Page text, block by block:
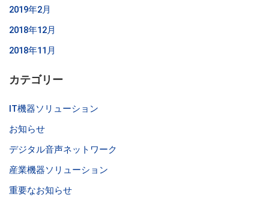
2019年2月
2018年12月
2018年11月
カテゴリー
IT機器ソリューション
お知らせ
デジタル音声ネットワーク
産業機器ソリューション
重要なお知らせ